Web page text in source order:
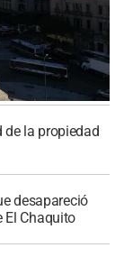
de la propiedad
desapareció
El Chaquito